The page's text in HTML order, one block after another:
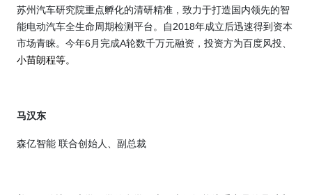
苏州汽车研究院重点孵化的清研精准，致力于打造国内领先的智
能电动汽车全生命周期检测平台。自2018年成立后迅速得到资本
市场青睐。今年6 月完成A轮数千万元融资，投资方为百度风投、
小苗朗程等。
马汉东
森亿智能 联合创始人、副总裁